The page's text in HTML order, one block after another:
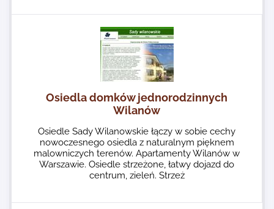
Osiedla domków jednorodzinnych
Wilanów
Osiedle Sady Wilanowskie łączy w sobie cechy
nowoczesnego osiedla z naturalnym pięknem
malowniczych terenów. Apartamenty Wilanów w
Warszawie. Osiedle strzeżone, łatwy dojazd do
centrum, zieleń. Strzeż